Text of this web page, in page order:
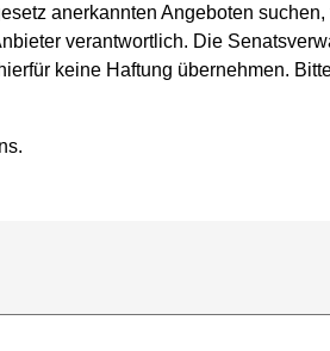
anerkannten Angeboten
verantwortlich. Die
keine Haftung übernehmen.